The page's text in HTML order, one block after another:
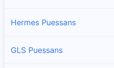
Hermes Puessans
GLS Puessans